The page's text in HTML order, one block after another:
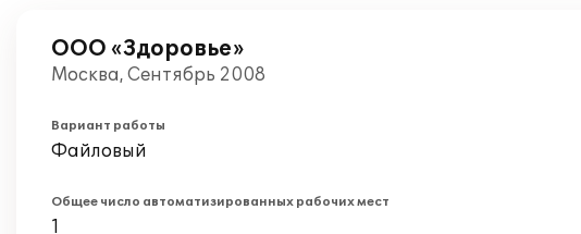
ООО «Здоровье»
Москва, Сентябрь 2008
Вариант работы
Файловый
Общее число автоматизированных рабочих мест
1